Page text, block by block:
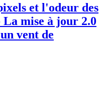
et l'odeur des
mise à jour 2.0
vent de